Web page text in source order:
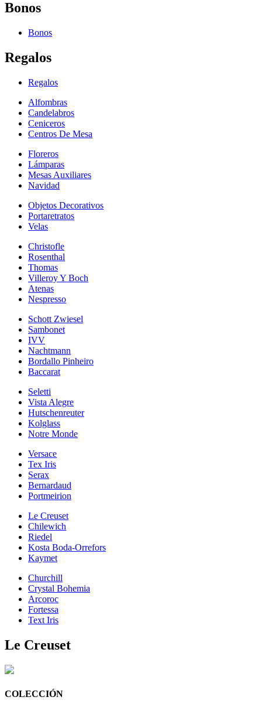
Bonos
Bonos
Regalos
Regalos
Alfombras
Candelabros
Ceniceros
Centros De Mesa
Floreros
Lámparas
Mesas Auxiliares
Navidad
Objetos Decorativos
Portaretratos
Velas
Christofle
Rosenthal
Thomas
Villeroy Y Boch
Atenas
Nespresso
Schott Zwiesel
Sambonet
IVV
Nachtmann
Bordallo Pinheiro
Baccarat
Seletti
Vista Alegre
Hutschenreuter
Kolglass
Notre Monde
Versace
Tex Iris
Serax
Bernardaud
Portmeirion
Le Creuset
Chilewich
Riedel
Kosta Boda-Orrefors
Kaymet
Churchill
Crystal Bohemia
Arcoroc
Fortessa
Text Iris
Le Creuset
COLECCIÓN